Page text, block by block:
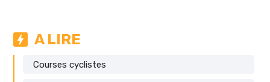
A LIRE
Courses cyclistes